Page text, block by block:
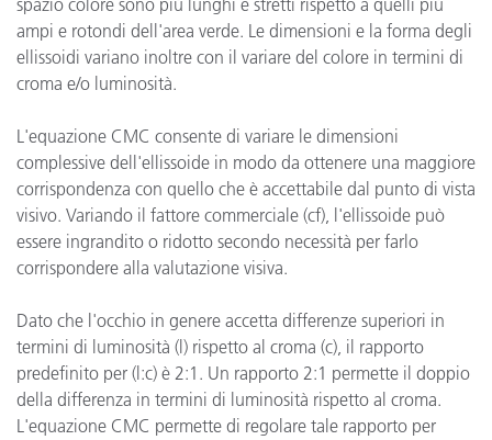
spazio colore sono più lunghi e stretti rispetto a quelli più
ampi e rotondi dell'area verde. Le dimensioni e la forma degli
ellissoidi variano inoltre con il variare del colore in termini di
croma e/o luminosità.
L'equazione CMC consente di variare le dimensioni
complessive dell'ellissoide in modo da ottenere una maggiore
corrispondenza con quello che è accettabile dal punto di vista
visivo. Variando il fattore commerciale (cf), l'ellissoide può
essere ingrandito o ridotto secondo necessità per farlo
corrispondere alla valutazione visiva.
Dato che l'occhio in genere accetta differenze superiori in
termini di luminosità (l) rispetto al croma (c), il rapporto
predefinito per (l:c) è 2:1. Un rapporto 2:1 permette il doppio
della differenza in termini di luminosità rispetto al croma.
L'equazione CMC permette di regolare tale rapporto per